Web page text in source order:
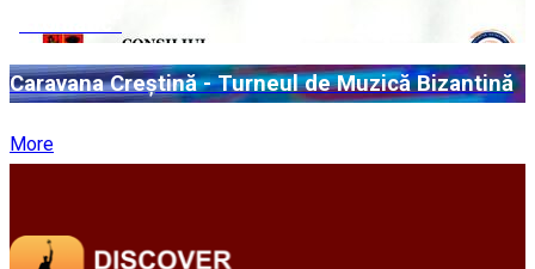
Caravana Creștină - Turneul de Muzică Bizantină
More